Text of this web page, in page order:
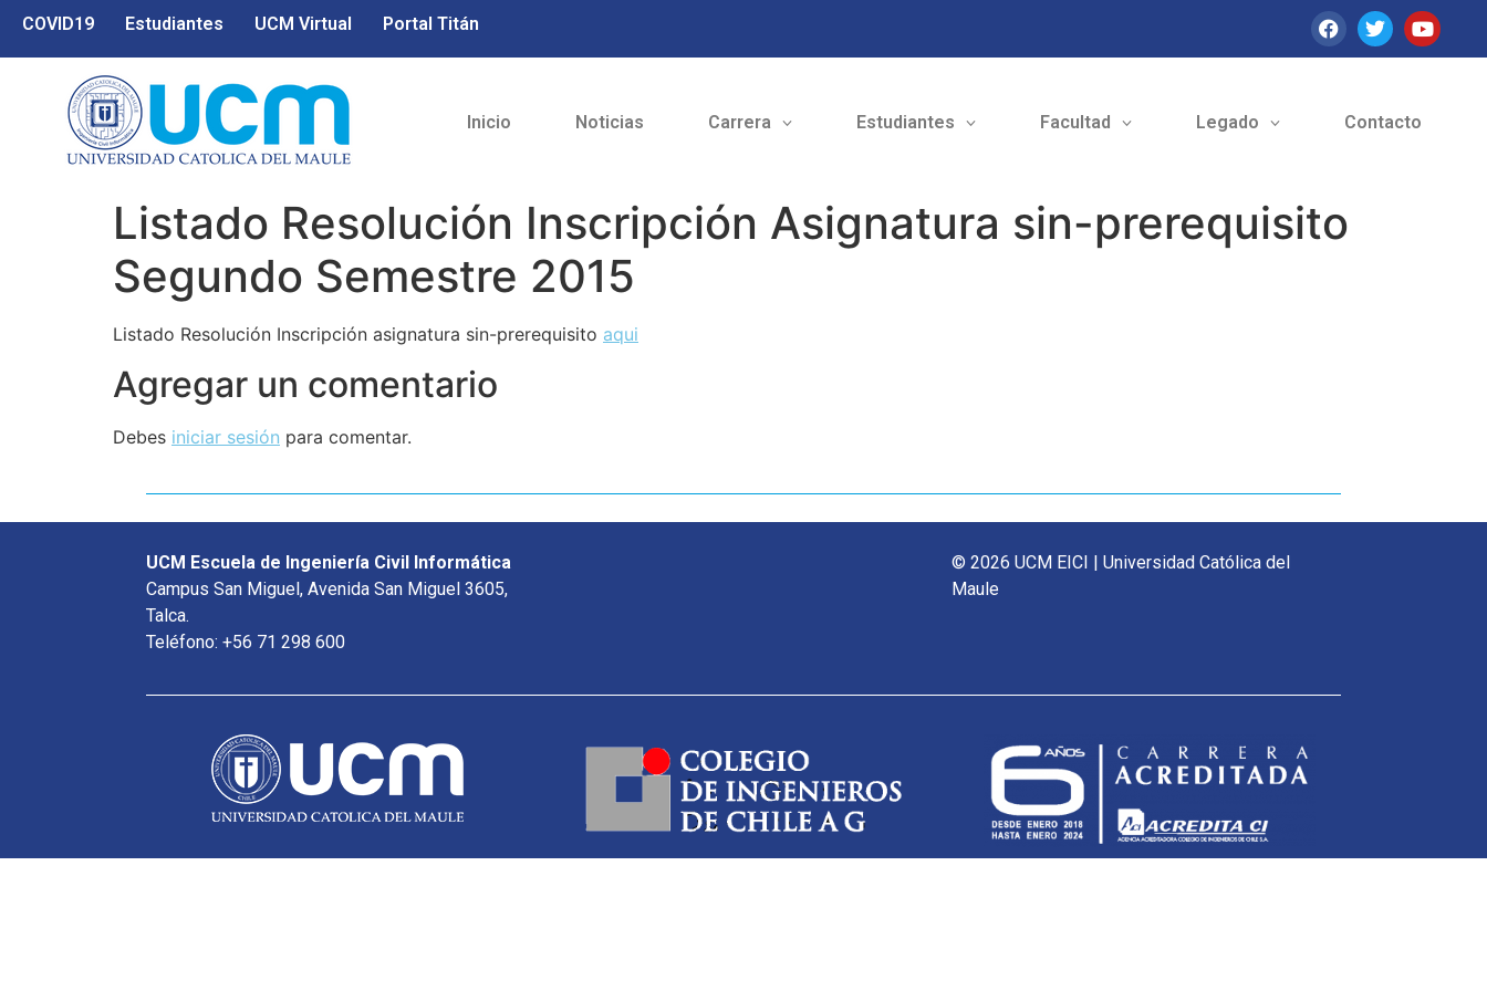
COVID19 Estudiantes UCM Virtual Portal Titán
Inicio Noticias Carrera Estudiantes Facultad Legado Contacto
Listado Resolución Inscripción Asignatura sin-prerequisito
Segundo Semestre 2015
Listado Resolución Inscripción asignatura sin-prerequisito aqui
Agregar un comentario
Debes iniciar sesión para comentar.
UCM Escuela de Ingeniería Civil Informática
Campus San Miguel, Avenida San Miguel 3605,
Talca.
Teléfono: +56 71 298 600
© 2026 UCM EICI | Universidad Católica del
Maule